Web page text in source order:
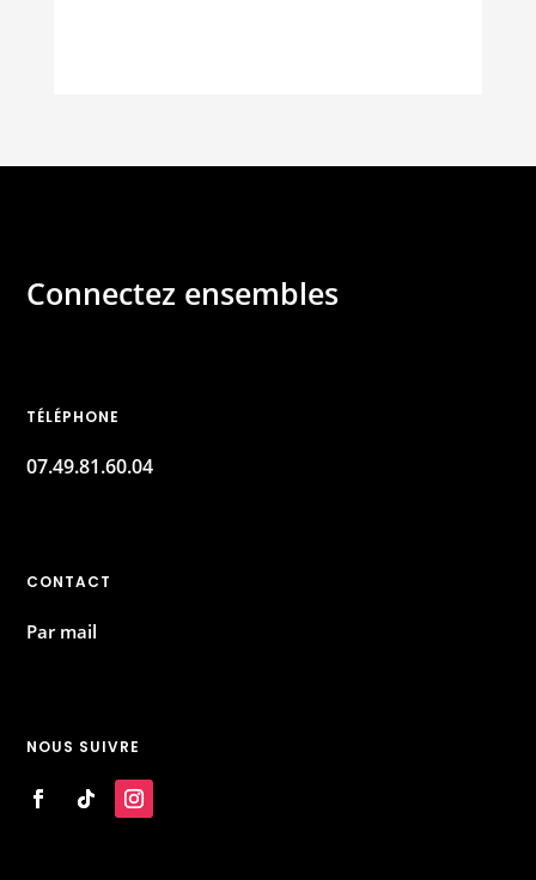
Connectez ensembles
TÉLÉPHONE
07.49.81.60.04
CONTACT
Par mail
NOUS SUIVRE